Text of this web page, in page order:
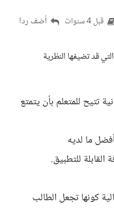
قبل 4 سنوات أضف ردا
قد تضيفها النظرية
تتيح للمتعلم بأن يتمتع
ما لديه
القابلة للتطبيق.
كونها تجعل الطالب